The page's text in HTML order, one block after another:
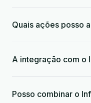
Quais ações posso
A integração com o
Posso combinar o